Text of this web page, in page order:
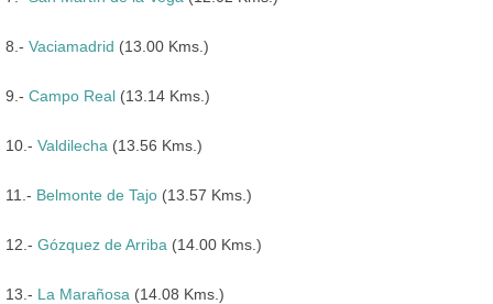
8.- Vaciamadrid (13.00 Kms.)
9.- Campo Real (13.14 Kms.)
10.- Valdilecha (13.56 Kms.)
11.- Belmonte de Tajo (13.57 Kms.)
12.- Gózquez de Arriba (14.00 Kms.)
13.- La Marañosa (14.08 Kms.)